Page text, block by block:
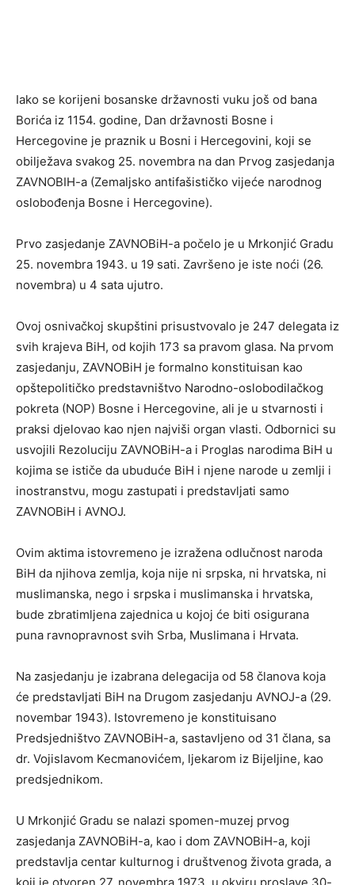
Iako se korijeni bosanske državnosti vuku još od bana
Borića iz 1154. godine, Dan državnosti Bosne i
Hercegovine je praznik u Bosni i Hercegovini, koji se
obilježava svakog 25. novembra na dan Prvog zasjedanja
ZAVNOBIH-a (Zemaljsko antifašističko vijeće narodnog
oslobođenja Bosne i Hercegovine).
Prvo zasjedanje ZAVNOBiH-a počelo je u Mrkonjić Gradu
25. novembra 1943. u 19 sati. Završeno je iste noći (26.
novembra) u 4 sata ujutro.
Ovoj osnivačkoj skupštini prisustvovalo je 247 delegata iz
svih krajeva BiH, od kojih 173 sa pravom glasa. Na prvom
zasjedanju, ZAVNOBiH je formalno konstituisan kao
opštepolitičko predstavništvo Narodno-oslobodilačkog
pokreta (NOP) Bosne i Hercegovine, ali je u stvarnosti i
praksi djelovao kao njen najviši organ vlasti. Odbornici su
usvojili Rezoluciju ZAVNOBiH-a i Proglas narodima BiH u
kojima se ističe da ubuduće BiH i njene narode u zemlji i
inostranstvu, mogu zastupati i predstavljati samo
ZAVNOBiH i AVNOJ.
Ovim aktima istovremeno je izražena odlučnost naroda
BiH da njihova zemlja, koja nije ni srpska, ni hrvatska, ni
muslimanska, nego i srpska i muslimanska i hrvatska,
bude zbratimljena zajednica u kojoj će biti osigurana
puna ravnopravnost svih Srba, Muslimana i Hrvata.
Na zasjedanju je izabrana delegacija od 58 članova koja
će predstavljati BiH na Drugom zasjedanju AVNOJ-a (29.
novembar 1943). Istovremeno je konstituisano
Predsjedništvo ZAVNOBiH-a, sastavljeno od 31 člana, sa
dr. Vojislavom Kecmanovićem, ljekarom iz Bijeljine, kao
predsjednikom.
U Mrkonjić Gradu se nalazi spomen-muzej prvog
zasjedanja ZAVNOBiH-a, kao i dom ZAVNOBiH-a, koji
predstavlja centar kulturnog i društvenog života grada, a